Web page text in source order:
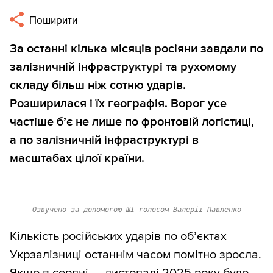
Поширити
За останні кілька місяців росіяни завдали по
залізничній інфраструктурі та рухомому
складу більш ніж сотню ударів.
Розширилася і їх географія. Ворог усе
частіше б’є не лише по фронтовій логістиці,
а по залізничній інфраструктурі в
масштабах цілої країни.
Озвучено за допомогою ШІ голосом Валерії Павленко
Кількість російських ударів по об’єктах
Укрзалізниці останнім часом помітно зросла.